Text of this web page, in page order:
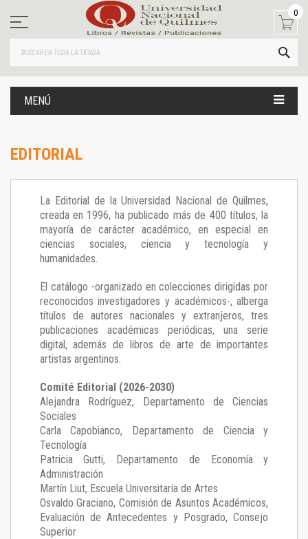
contenido
0
MENÚ
EDITORIAL
La Editorial de la Universidad Nacional de Quilmes,
creada en 1996, ha publicado más de 400 títulos, la
mayoría de carácter académico, en especial en
ciencias sociales, ciencia y tecnología y
humanidades.
El catálogo -organizado en colecciones dirigidas por
reconocidos investigadores y académicos-, alberga
títulos de autores nacionales y extranjeros, tres
publicaciones académicas periódicas, una serie
digital, además de libros de arte de importantes
artistas argentinos.
Comité Editorial (2026-2030)
Alejandra Rodríguez, Departamento de Ciencias
Sociales
Carla Capobianco, Departamento de Ciencia y
Tecnología
Patricia Gutti, Departamento de Economía y
Administración
Martín Liut, Escuela Universitaria de Artes
Osvaldo Graciano, Comisión de Asuntos Académicos,
Evaluación de Antecedentes y Posgrado, Consejo
Superior